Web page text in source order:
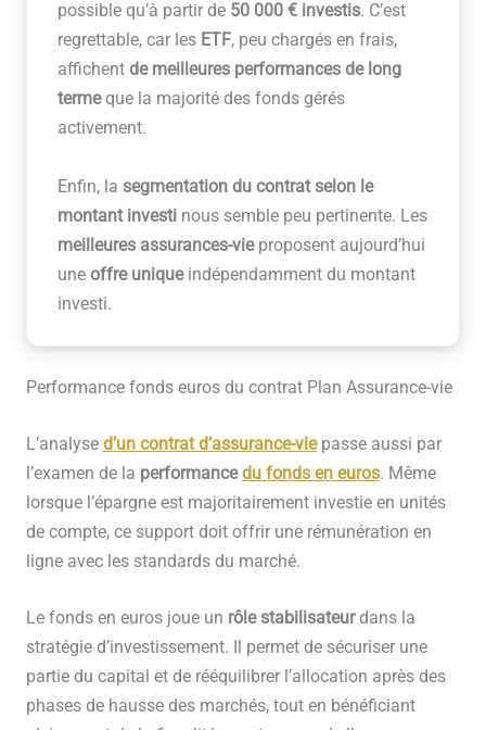
possible qu’à partir de 50 000 € investis. C’est
regrettable, car les ETF, peu chargés en frais,
affichent de meilleures performances de long
termeque la majorité des fonds gérés
activement.
Enfin, la segmentation du contrat selon le
montant investi nous semble peu pertinente. Les
meilleures assurances-vieproposent aujourd’hui
une offre uniqueindépendamment du montant
investi.
Performance fonds euros du contrat Plan Assurance-vie
L’analyse d’un contrat d’assurance-viepasse aussi par
l’examen de la performancedu fonds en euros. Même
lorsque l’épargne est majoritairement investie en unités
de compte, ce support doit offrir une rémunération en
ligne avec les standards du marché.
Le fonds en euros joue un rôle stabilisateurdans la
stratégie d’investissement. Il permet de sécuriser une
partie du capital et de rééquilibrer l’allocation après des
phases de hausse des marchés, tout en bénéficiant